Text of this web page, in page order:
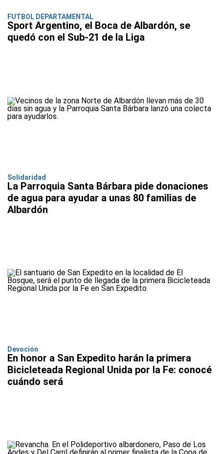
FUTBOL DEPARTAMENTAL
Sport Argentino, el Boca de Albardón, se
quedó con el Sub-21 de la Liga
Solidaridad
La Parroquia Santa Bárbara pide donaciones
de agua para ayudar a unas 80 familias de
Albardón
Devoción
En honor a San Expedito harán la primera
Bicicleteada Regional Unida por la Fe: conocé
cuándo será